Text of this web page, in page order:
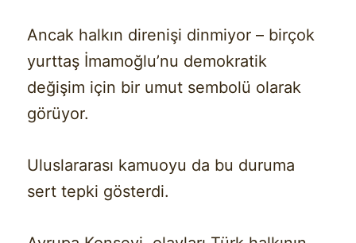
Ancak halkın direnişi dinmiyor – birçok
yurttaş İmamoğlu’nu demokratik
değişim için bir umut sembolü olarak
görüyor.
Uluslararası kamuoyu da bu duruma
sert tepki gösterdi.